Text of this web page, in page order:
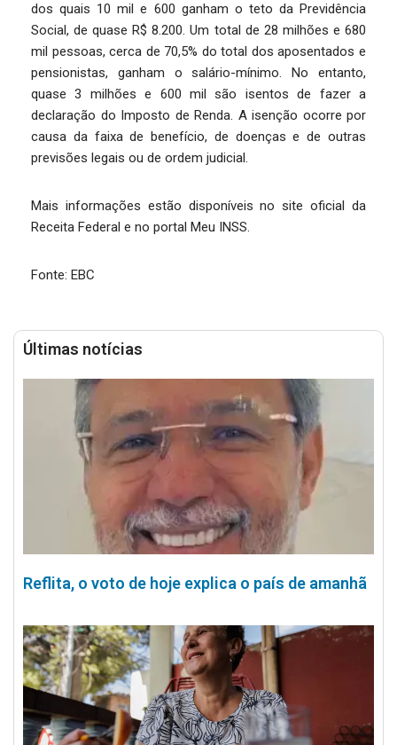
dos quais 10 mil e 600 ganham o teto da Previdência
Social, de quase R$ 8.200. Um total de 28 milhões e 680
mil pessoas, cerca de 70,5% do total dos aposentados e
pensionistas, ganham o salário-mínimo. No entanto,
quase 3 milhões e 600 mil são isentos de fazer a
declaração do Imposto de Renda. A isenção ocorre por
causa da faixa de benefício, de doenças e de outras
previsões legais ou de ordem judicial.
Mais informações estão disponíveis no site oficial da
Receita Federal e no portal Meu INSS.
Fonte: EBC
Últimas notícias
Reflita, o voto de hoje explica o país de amanhã